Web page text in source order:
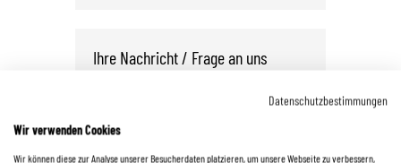
Datenschutzbestimmungen
Wir verwenden Cookies
Wir können diese zur Analyse unserer Besucherdaten platzieren, um unsere Webseite zu verbessern,